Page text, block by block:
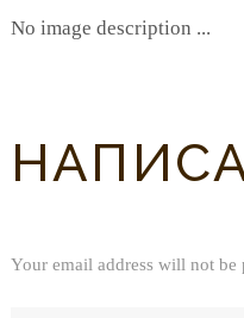
No image description ...
Your email address will not